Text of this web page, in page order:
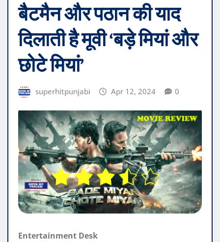
बैटमैन और पठान की याद
दिलाती है मूवी ‘बड़े मियां और
छोटे मियां’
superhitpunjabi Apr 12, 2024 0
Entertainment Desk